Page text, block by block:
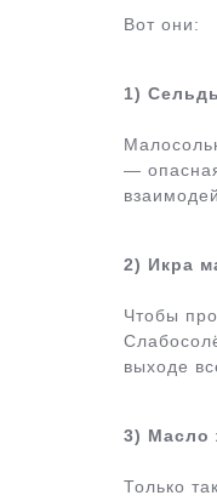
Вот они:
1)
—
2) Икра
Чтобы
выходе
3) Масло
Только